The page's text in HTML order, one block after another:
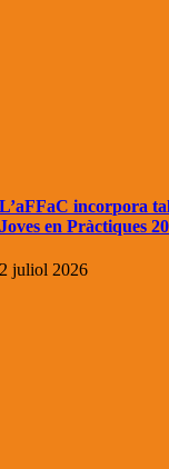
L’aFFaC incorpora
Joves en Pràctiques
2 juliol 2026